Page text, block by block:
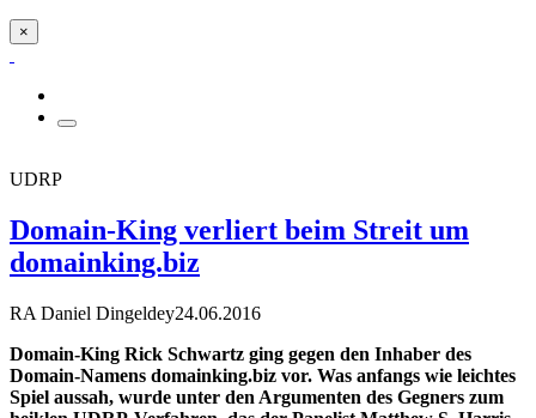
×
UDRP
Domain-King verliert beim Streit um
domainking.biz
RA Daniel Dingeldey24.06.2016
Domain-King Rick Schwartz ging gegen den Inhaber des
Domain-Namens domainking.biz vor. Was anfangs wie leichtes
Spiel aussah, wurde unter den Argumenten des Gegners zum